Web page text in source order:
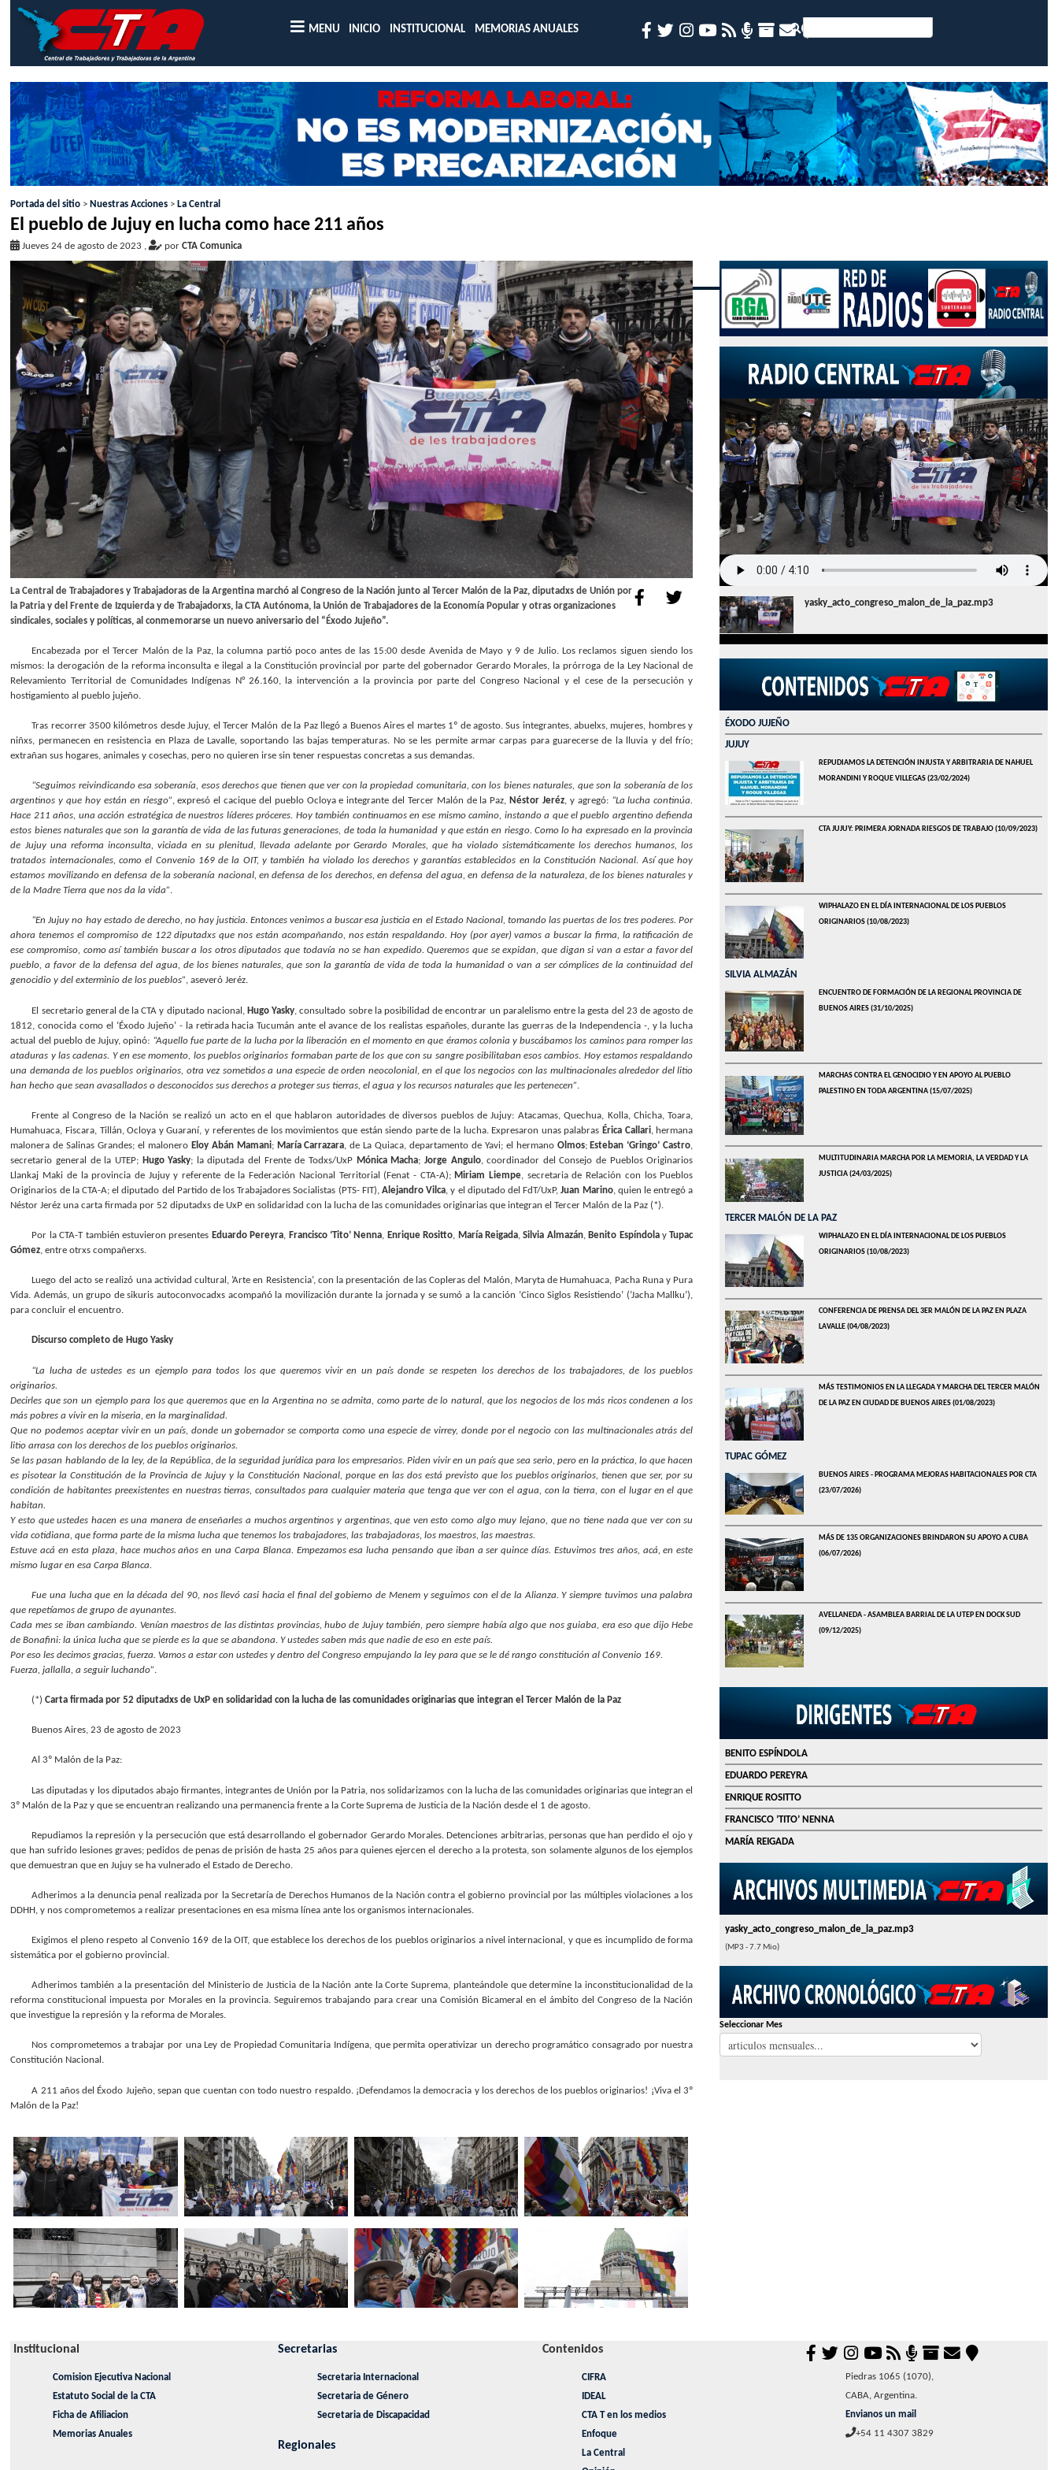
MENU INICIO INSTITUCIONAL MEMORIAS ANUALES
Portada del sitio > Nuestras Acciones > La Central
El pueblo de Jujuy en lucha como hace 211 años
Jueves 24 de agosto de 2023 , porCTA Comunica
La Central de Trabajadores y Trabajadoras de la Argentina marchó al Congreso de la Nación junto al Tercer Malón de la Paz, diputadxs de Unión por
la Patria y del Frente de Izquierda y de Trabajadorxs, la CTA Autónoma, la Unión de Trabajadores de la Economía Popular y otras organizaciones
sindicales, sociales y políticas, al conmemorarse un nuevo aniversario del “Éxodo Jujeño”.
Encabezada por el Tercer Malón de la Paz, la columna partió poco antes de las 15:00 desde Avenida de Mayo y 9 de Julio. Los reclamos siguen siendo los
mismos: la derogación de la reforma inconsulta e ilegal a la Constitución provincial por parte del gobernador Gerardo Morales, la prórroga de la Ley Nacional de
Relevamiento Territorial de Comunidades Indígenas N° 26.160, la intervención a la provincia por parte del Congreso Nacional y el cese de la persecución y
hostigamiento al pueblo jujeño.
Tras recorrer 3500 kilómetros desde Jujuy, el Tercer Malón de la Paz llegó a Buenos Aires el martes 1º de agosto. Sus integrantes, abuelxs, mujeres, hombres y
niñxs, permanecen en resistencia en Plaza de Lavalle, soportando las bajas temperaturas. No se les permite armar carpas para guarecerse de la lluvia y del frío;
extrañan sus hogares, animales y cosechas, pero no quieren irse sin tener respuestas concretas a sus demandas.
“Seguimos reivindicando esa soberanía, esos derechos que tienen que ver con la propiedad comunitaria, con los bienes naturales, que son la soberanía de los
argentinos y que hoy están en riesgo”, expresó el cacique del pueblo Ocloya e integrante del Tercer Malón de la Paz, Néstor Jeréz, y agregó: “La lucha continúa.
Hace 211 años, una acción estratégica de nuestros líderes próceres. Hoy también continuamos en ese mismo camino, instando a que el pueblo argentino defienda
estos bienes naturales que son la garantía de vida de las futuras generaciones, de toda la humanidad y que están en riesgo. Como lo ha expresado en la provincia
de Jujuy una reforma inconsulta, viciada en su plenitud, llevada adelante por Gerardo Morales, que ha violado sistemáticamente los derechos humanos, los
tratados internacionales, como el Convenio 169 de la OIT, y también ha violado los derechos y garantías establecidos en la Constitución Nacional. Así que hoy
estamos movilizando en defensa de la soberanía nacional, en defensa de los derechos, en defensa del agua, en defensa de la naturaleza, de los bienes naturales y
de la Madre Tierra que nos da la vida”.
“En Jujuy no hay estado de derecho, no hay justicia. Entonces venimos a buscar esa justicia en el Estado Nacional, tomando las puertas de los tres poderes. Por
ahora tenemos el compromiso de 122 diputadxs que nos están acompañando, nos están respaldando. Hoy (por ayer) vamos a buscar la firma, la ratificación de
ese compromiso, como así también buscar a los otros diputados que todavía no se han expedido. Queremos que se expidan, que digan si van a estar a favor del
pueblo, a favor de la defensa del agua, de los bienes naturales, que son la garantía de vida de toda la humanidad o van a ser cómplices de la continuidad del
genocidio y del exterminio de los pueblos”, aseveró Jeréz.
El secretario general de la CTA y diputado nacional, Hugo Yasky, consultado sobre la posibilidad de encontrar un paralelismo entre la gesta del 23 de agosto de
1812, conocida como el ‘Éxodo Jujeño’ - la retirada hacia Tucumán ante el avance de los realistas españoles, durante las guerras de la Independencia -, y la lucha
actual del pueblo de Jujuy, opinó: “Aquello fue parte de la lucha por la liberación en el momento en que éramos colonia y buscábamos los caminos para romper las
ataduras y las cadenas. Y en ese momento, los pueblos originarios formaban parte de los que con su sangre posibilitaban esos cambios. Hoy estamos respaldando
una demanda de los pueblos originarios, otra vez sometidos a una especie de orden neocolonial, en el que los negocios con las multinacionales alrededor del litio
han hecho que sean avasallados o desconocidos sus derechos a proteger sus tierras, el agua y los recursos naturales que les pertenecen”.
Frente al Congreso de la Nación se realizó un acto en el que hablaron autoridades de diversos pueblos de Jujuy: Atacamas, Quechua, Kolla, Chicha, Toara,
Humahuaca, Fiscara, Tillán, Ocloya y Guaraní, y referentes de los movimientos que están siendo parte de la lucha. Expresaron unas palabras Érica Callari, hermana
malonera de Salinas Grandes; el malonero Eloy Abán Mamani; María Carrazara, de La Quiaca, departamento de Yavi; el hermano Olmos; Esteban ‘Gringo’ Castro,
secretario general de la UTEP; Hugo Yasky; la diputada del Frente de Todxs/UxP Mónica Macha; Jorge Angulo, coordinador del Consejo de Pueblos Originarios
Llankaj Maki de la provincia de Jujuy y referente de la Federación Nacional Territorial (Fenat - CTA-A); Miriam Liempe, secretaria de Relación con los Pueblos
Originarios de la CTA-A; el diputado del Partido de los Trabajadores Socialistas (PTS- FIT),Alejandro Vilca, y el diputado del FdT/UxP,Juan Marino, quien le entregó a
Néstor Jeréz una carta firmada por 52 diputadxs de UxP en solidaridad con la lucha de las comunidades originarias que integran el Tercer Malón de la Paz (*).
Por la CTA-T también estuvieron presentes Eduardo Pereyra, Francisco ‘Tito’ Nenna, Enrique Rositto, María Reigada,Silvia Almazán, Benito EspíndolayTupac
Gómez, entre otrxs compañerxs.
Luego del acto se realizó una actividad cultural, ’Arte en Resistencia’, con la presentación de las Copleras del Malón, Maryta de Humahuaca, Pacha Runa y Pura
Vida. Además, un grupo de sikuris autoconvocadxs acompañó la movilización durante la jornada y se sumó a la canción ’Cinco Siglos Resistiendo’ (’Jacha Mallku’),
para concluir el encuentro.
Discurso completo de Hugo Yasky
“La lucha de ustedes es un ejemplo para todos los que queremos vivir en un país donde se respeten los derechos de los trabajadores, de los pueblos
originarios.
Decirles que son un ejemplo para los que queremos que en la Argentina no se admita, como parte de lo natural, que los negocios de los más ricos condenen a los
más pobres a vivir en la miseria, en la marginalidad.
Que no podemos aceptar vivir en un país, donde un gobernador se comporta como una especie de virrey, donde por el negocio con las multinacionales atrás del
litio arrasa con los derechos de los pueblos originarios.
Se las pasan hablando de la ley, de la República, de la seguridad jurídica para los empresarios. Piden vivir en un país que sea serio, pero en la práctica, lo que hacen
es pisotear la Constitución de la Provincia de Jujuy y la Constitución Nacional, porque en las dos está previsto que los pueblos originarios, tienen que ser, por su
condición de habitantes preexistentes en nuestras tierras, consultados para cualquier materia que tenga que ver con el agua, con la tierra, con el lugar en el que
habitan.
Y esto que ustedes hacen es una manera de enseñarles a muchos argentinos y argentinas, que ven esto como algo muy lejano, que no tiene nada que ver con su
vida cotidiana, que forma parte de la misma lucha que tenemos los trabajadores, las trabajadoras, los maestros, las maestras.
Estuve acá en esta plaza, hace muchos años en una Carpa Blanca. Empezamos esa lucha pensando que iban a ser quince días. Estuvimos tres años, acá, en este
mismo lugar en esa Carpa Blanca.
Fue una lucha que en la década del 90, nos llevó casi hacia el final del gobierno de Menem y seguimos con el de la Alianza. Y siempre tuvimos una palabra
que repetíamos de grupo de ayunantes.
Cada mes se iban cambiando. Venían maestros de las distintas provincias, hubo de Jujuy también, pero siempre había algo que nos guiaba, era eso que dijo Hebe
de Bonafini: la única lucha que se pierde es la que se abandona. Y ustedes saben más que nadie de eso en este país.
Por eso les decimos gracias, fuerza. Vamos a estar con ustedes y dentro del Congreso empujando la ley para que se le dé rango constitución al Convenio 169.
Fuerza, jallalla, a seguir luchando”.
(*)Carta firmada por 52 diputadxs de UxP en solidaridad con la lucha de las comunidades originarias que integran el Tercer Malón de la Paz
Buenos Aires, 23 de agosto de 2023
Al 3º Malón de la Paz:
Las diputadas y los diputados abajo firmantes, integrantes de Unión por la Patria, nos solidarizamos con la lucha de las comunidades originarias que integran el
3º Malón de la Paz y que se encuentran realizando una permanencia frente a la Corte Suprema de Justicia de la Nación desde el 1 de agosto.
Repudiamos la represión y la persecución que está desarrollando el gobernador Gerardo Morales. Detenciones arbitrarias, personas que han perdido el ojo y
que han sufrido lesiones graves; pedidos de penas de prisión de hasta 25 años para quienes ejercen el derecho a la protesta, son solamente algunos de los ejemplos
que demuestran que en Jujuy se ha vulnerado el Estado de Derecho.
Adherimos a la denuncia penal realizada por la Secretaría de Derechos Humanos de la Nación contra el gobierno provincial por las múltiples violaciones a los
DDHH, y nos comprometemos a realizar presentaciones en esa misma línea ante los organismos internacionales.
Exigimos el pleno respeto al Convenio 169 de la OIT, que establece los derechos de los pueblos originarios a nivel internacional, y que es incumplido de forma
sistemática por el gobierno provincial.
Adherimos también a la presentación del Ministerio de Justicia de la Nación ante la Corte Suprema, planteándole que determine la inconstitucionalidad de la
reforma constitucional impuesta por Morales en la provincia. Seguiremos trabajando para crear una Comisión Bicameral en el ámbito del Congreso de la Nación
que investigue la represión y la reforma de Morales.
Nos comprometemos a trabajar por una Ley de Propiedad Comunitaria Indígena, que permita operativizar un derecho programático consagrado por nuestra
Constitución Nacional.
A 211 años del Éxodo Jujeño, sepan que cuentan con todo nuestro respaldo. ¡Defendamos la democracia y los derechos de los pueblos originarios! ¡Viva el 3º
Malón de la Paz!
yasky_acto_congreso_malon_de_la_paz.mp3
ÉXODO JUJEÑO
JUJUY
REPUDIAMOS LA DETENCIÓN INJUSTA Y ARBITRARIA DE NAHUEL
MORANDINI Y ROQUE VILLEGAS(23/02/2024)
CTA JUJUY: PRIMERA JORNADA RIESGOS DE TRABAJO(10/09/2023)
WIPHALAZO EN EL DÍA INTERNACIONAL DE LOS PUEBLOS
ORIGINARIOS(10/08/2023)
SILVIA ALMAZÁN
ENCUENTRO DE FORMACIÓN DE LA REGIONAL PROVINCIA DE
BUENOS AIRES(31/10/2025)
MARCHAS CONTRA EL GENOCIDIO Y EN APOYO AL PUEBLO
PALESTINO EN TODA ARGENTINA(15/07/2025)
MULTITUDINARIA MARCHA POR LA MEMORIA, LA VERDAD Y LA
JUSTICIA(24/03/2025)
TERCER MALÓN DE LA PAZ
WIPHALAZO EN EL DÍA INTERNACIONAL DE LOS PUEBLOS
ORIGINARIOS(10/08/2023)
CONFERENCIA DE PRENSA DEL 3ER MALÓN DE LA PAZ EN PLAZA
LAVALLE(04/08/2023)
MÁS TESTIMONIOS EN LA LLEGADA Y MARCHA DEL TERCER MALÓN
DE LA PAZ EN CIUDAD DE BUENOS AIRES(01/08/2023)
TUPAC GÓMEZ
BUENOS AIRES - PROGRAMA MEJORAS HABITACIONALES POR CTA
(23/07/2026)
MÁS DE 135 ORGANIZACIONES BRINDARON SU APOYO A CUBA
(06/07/2026)
AVELLANEDA - ASAMBLEA BARRIAL DE LA UTEP EN DOCK SUD
(09/12/2025)
BENITO ESPÍNDOLA
EDUARDO PEREYRA
ENRIQUE ROSITTO
FRANCISCO ’TITO’ NENNA
MARÍA REIGADA
yasky_acto_congreso_malon_de_la_paz.mp3
(MP3 - 7.7 Mio)
Seleccionar Mes
Institucional
Comision Ejecutiva Nacional
Estatuto Social de la CTA
Ficha de Afiliacion
Memorias Anuales
Secretarias
Secretaria Internacional
Secretaria de Género
Secretaria de Discapacidad
Regionales
Contenidos
CIFRA
IDEAL
CTA T en los medios
Enfoque
La Central
Piedras 1065 (1070),
CABA, Argentina.
Envianos un mail
+54 11 4307 3829